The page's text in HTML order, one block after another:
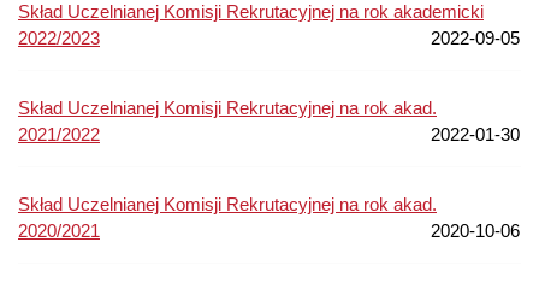
Skład Uczelnianej Komisji Rekrutacyjnej na rok akademicki
2022/2023
2022-09-05
Skład Uczelnianej Komisji Rekrutacyjnej na rok akad.
2021/2022
2022-01-30
Skład Uczelnianej Komisji Rekrutacyjnej na rok akad.
2020/2021
2020-10-06